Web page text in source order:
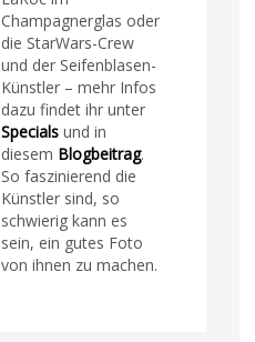
Champagnerglas oder
die StarWars-Crew
und der Seifenblasen-
Künstler – mehr Infos
dazu findet ihr unter
Specials und in
diesem Blogbeitrag.
So faszinierend die
Künstler sind, so
schwierig kann es
sein, ein gutes Foto
von ihnen zu machen.